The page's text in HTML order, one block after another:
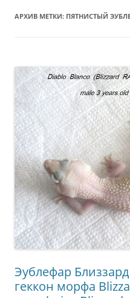
АРХИВ МЕТКИ: ПЯТНИСТЫЙ
Эублефар
геккон морфа